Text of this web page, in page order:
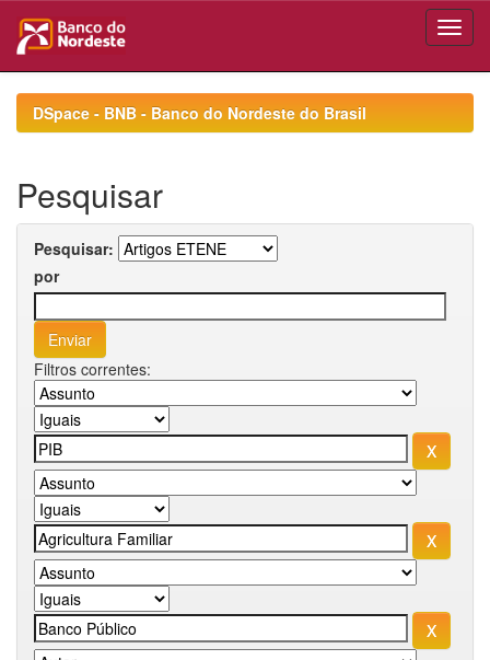
navigationDSpace - BNB - Banco do Nordeste do Brasil
Pesquisar
Pesquisar:
por
Filtros correntes: